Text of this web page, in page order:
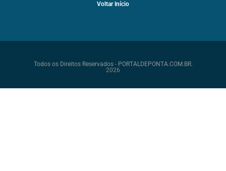
Voltar Início
Todos os Direitos Reservados - PORTALDEPONTA.COM.BR.
2026